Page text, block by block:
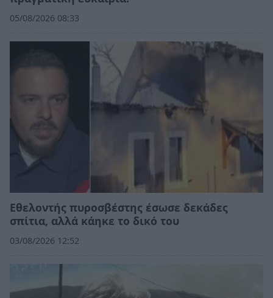
05/08/2026 08:33
Εθελοντής πυροσβέστης έσωσε δεκάδες
σπίτια, αλλά κάηκε το δικό του
03/08/2026 12:52